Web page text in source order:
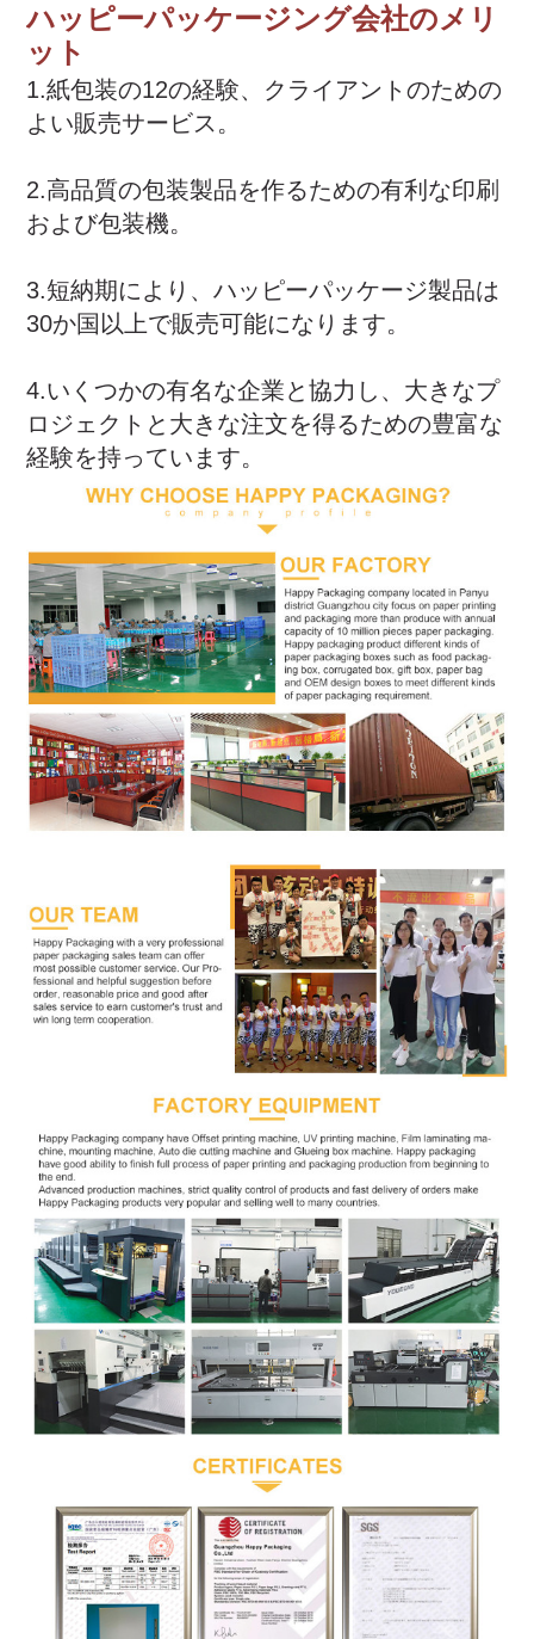
ハッピーパッケージング会社のメリ
ット
1.紙包装の12の経験、クライアントのための
よい販売サービス。
2.高品質の包装製品を作るための有利な印刷
および包装機。
3.短納期により、ハッピーパッケージ製品は
30か国以上で販売可能になります。
4.いくつかの有名な企業と協力し、大きなプ
ロジェクトと大きな注文を得るための豊富な
経験を持っています。